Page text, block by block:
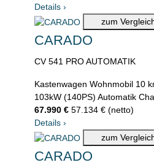
Details ›
zum
CARADO
CV 541 PRO AUTOMATIK
Kastenwagen Wohnmobil 10
103kW (140PS) Automatik
67.990 € 57.134 € (netto)
Details ›
zum
CARADO